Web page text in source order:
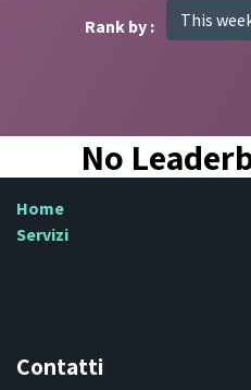
Rank by : This
No
Home
Servizi
Contatti